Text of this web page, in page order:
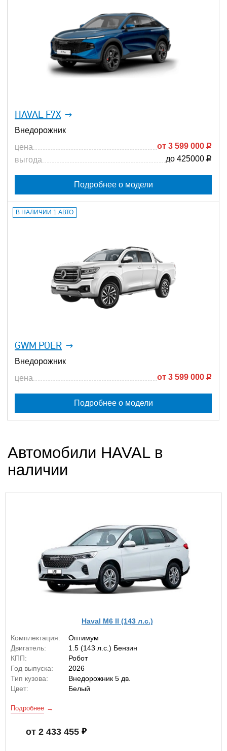
HAVAL F7X
Внедорожник
цена
от 3 599 000 Р
выгода
до 425000 Р
Подробнее о модели
GWM POER
Внедорожник
цена
от 3 599 000 Р
Подробнее о модели
В НАЛИЧИИ 1 АВТО
Автомобили HAVAL в
наличии
Haval M6 II (143 л.с.)
Комплектация:
Оптимум
Двигатель:
1.5 (143 л.с.) Бензин
КПП:
Робот
Год выпуска:
2026
Тип кузова:
Внедорожник 5 дв.
Цвет:
Белый
Подробнее
от 2 433 455